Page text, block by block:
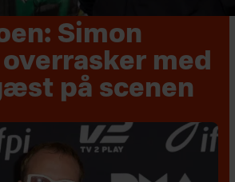
Simon
med
på scenen